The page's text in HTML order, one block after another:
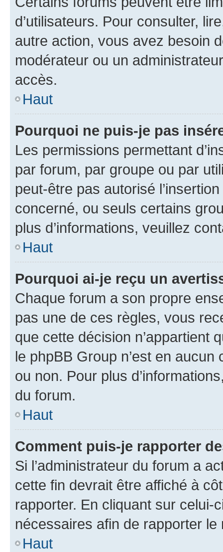
d’utilisateurs. Pour consulter,
autre action, vous avez besoin
modérateur ou un
accès.
Haut
Pourquoi ne puis-je pas
Les permissions permettant
par forum, par groupe ou par
peut-être pas autorisé
concerné, ou seuls certains
plus d’informations, veuillez
Haut
Pourquoi ai-je reçu un
Chaque forum a son propre
pas une de ces règles, vous
que cette décision n’appartient
le phpBB Group n’est en
ou non. Pour plus
du forum.
Haut
Comment puis-je rapporter
Si l’administrateur du forum a
cette fin devrait être affiché à
rapporter. En cliquant sur
nécessaires afin de rapporter le
Haut